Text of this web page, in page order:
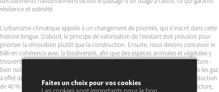
résilience et sobriété.
L’urbanisme climatique appelle à un changement de priorités, qui s’inscrit dans cette
histoire longue. D’abord, le principe de valorisation de l’existant doit prévaloir pour
prioriser la rénovation plutôt que la construction. Ensuite, nous devons concevoir le
bâti en cohérence avec la biodiversité, afin que des espèces animales et végétales y
trouvent refuge. La sobriété énergétique doit être placée au cœur de l’architecture :
bien isoler les fenêtres, les murs et les toitures permettrait de réduire de 32,4 % les gaz
à effet de serre en France, à l’heure où les accords de Paris préconisent une réduction
de 40 % d’ici 2030. Enfin, nous devons changer d’échelle. Pour penser l’architecture,
Faites un choix pour vos cookies